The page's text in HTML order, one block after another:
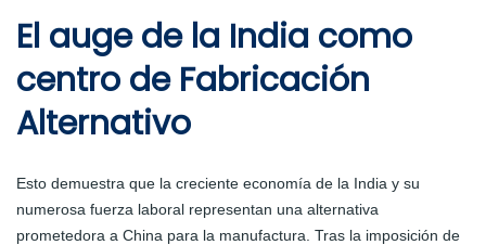
El auge de la India como
centro de Fabricación
Alternativo
Esto demuestra que la creciente economía de la India y su
numerosa fuerza laboral representan una alternativa
prometedora a China para la manufactura. Tras la imposición de